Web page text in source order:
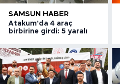
SAMSUN HABER
Atakum'da 4 araç
birbirine girdi: 5 yaralı